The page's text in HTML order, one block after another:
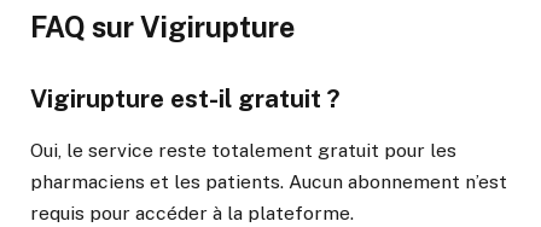
FAQ sur Vigirupture
Vigirupture est-il gratuit ?
Oui, le service reste totalement gratuit pour les
pharmaciens et les patients. Aucun abonnement n’est
requis pour accéder à la plateforme.